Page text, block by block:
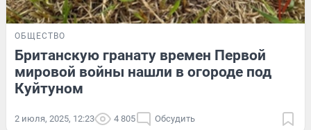
ОБЩЕСТВО
Британскую гранату времен Первой
мировой войны нашли в огороде под
Куйтуном
2 июля, 2025, 12:23 4 805 Обсудить